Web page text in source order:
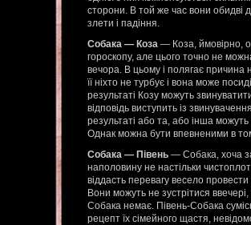
сторони. В той же час вони обидві
злети і падіння.
Собака — Коза — Коза, ймовірно,
гороскопу, але цього точно не
вечора. В цьому і полягає причина
її ніхто не турбує і вона може
результаті Козу можуть
відповідь виступить із
результаті або та, або інша
Однак можна бути впевненими в
Собака — Півень — Собака, хоча
наполовину не настільки
віддасть перевагу весело
Вони можуть не зустрітися
Собака немає. Півень-Собака
рецепт їх сімейного щастя,